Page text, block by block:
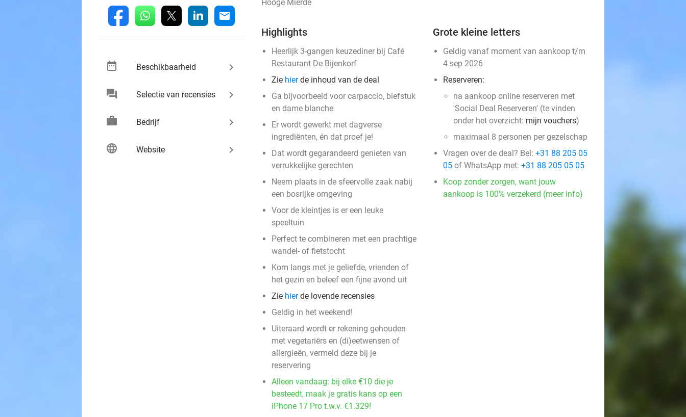
fb whatsapp linkedin mail
date_range Beschikbaarheid keyboard_arrow_right
chat Selectie van recensies keyboard_arrow_right
work Bedrijf keyboard_arrow_right
language Website keyboard_arrow_right
Hooge Mierde
Highlights
Heerlijk 3-gangen keuzediner bij Café
Restaurant De Bijenkorf
Zie hierde inhoud van de deal
Ga bijvoorbeeld voor carpaccio, biefstuk
en dame blanche
Er wordt gewerkt met dagverse
ingrediënten, én dat proef je!
Dat wordt gegarandeerd genieten van
verrukkelijke gerechten
Neem plaats in de sfeervolle zaak nabij
een bosrijke omgeving
Voor de kleintjes is er een leuke
speeltuin
Perfect te combineren met een prachtige
wandel- of fietstocht
Kom langs met je geliefde, vrienden of
het gezin en beleef een fijne avond uit
Zie hierde lovende recensies
Geldig in het weekend!
Uiteraard wordt er rekening gehouden
met vegetariërs en (di)eetwensen of
allergieën, vermeld deze bij je
reservering
Alleen vandaag: bij elke €10 die je
besteedt, maak je gratis kans op een
iPhone 17 Pro t.w.v. €1.329!
Grote kleine letters
Geldig vanaf moment van aankoop t/m
4 sep 2026
Reserveren:
na aankoop online reserveren met
'Social Deal Reserveren' (te vinden
onder het overzicht: mijn vouchers)
maximaal 8 personen per gezelschap
Vragen over de deal? Bel: +31 88 205 05
05 of WhatsApp met: +31 88 205 05 05
Koop zonder zorgen, want jouw
aankoop is 100% verzekerd (meer info)